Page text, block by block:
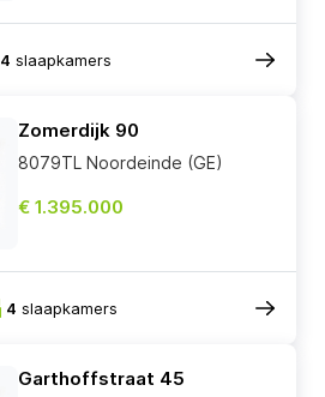
4 slaapkamers
Zomerdijk 90
8079TL Noordeinde (GE)
€ 1.395.000
4 slaapkamers
Garthoffstraat 45